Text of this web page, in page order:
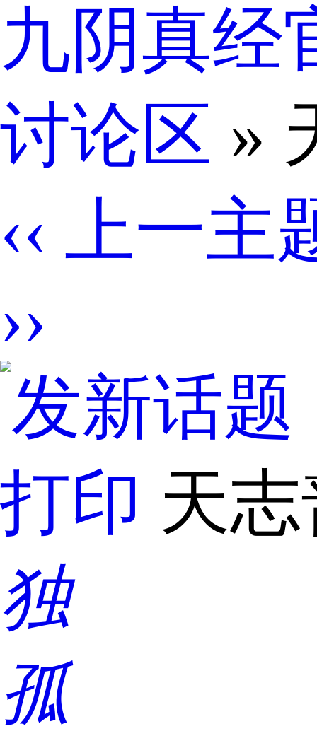
九阴真经
讨论区 »
‹‹ 上一主
››
打印 天
独
孤